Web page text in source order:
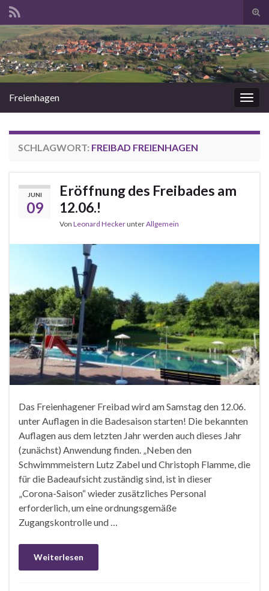
Search for:
Freienhagen
SCHLAGWORT: FREIBAD FREIENHAGEN
JUNI
09
Eröffnung des Freibades am
12.06.!
Von Leonard HeckerunterAllgemein
Das Freienhagener Freibad wird am Samstag den 12.06.
unter Auflagen in die Badesaison starten! Die bekannten
Auflagen aus dem letzten Jahr werden auch dieses Jahr
(zunächst) Anwendung finden. „Neben den
Schwimmmeistern Lutz Zabel und Christoph Flamme, die
für die Badeaufsicht zuständig sind, ist in dieser
„Corona-Saison“ wieder zusätzliches Personal
erforderlich, um eine ordnungsgemäße
Zugangskontrolle und …
Weiterlesen